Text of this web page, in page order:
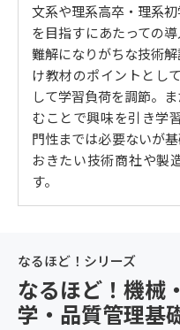
物質量（アボガド
物質量（理想気体）
物質量（完全燃焼）
化学反応（量論）
4.酸・塩基
酸・塩基の定義
酸・塩基の働き、
中和反応
水のイオン積
結晶構造①
結晶構造②
結晶生成
文系や理系高卒・理系
を目指すにあたっての
難解になりがちな技術
け教材のポイントとし
して学習負荷を調節。
むことで興味を引き学
門性までは必要ないが
おきたい技術商社や製
す。
なるほど！シリーズ
なるほど！機械
学・品質管理基